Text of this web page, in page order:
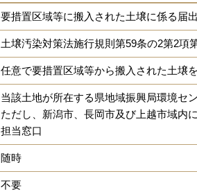
要措置区域等に搬入された土壌に係る届
土壌汚染対策法施行規則第59条の2第2項
任意で要措置区域等から搬入された土壌
当該土地が所在する県地域振興局環境セ
ただし、新潟市、長岡市及び上越市域内
担当窓口
随時
不要